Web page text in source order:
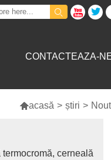
 

CONTACTEAZA-
acasă > știri >
cerneală